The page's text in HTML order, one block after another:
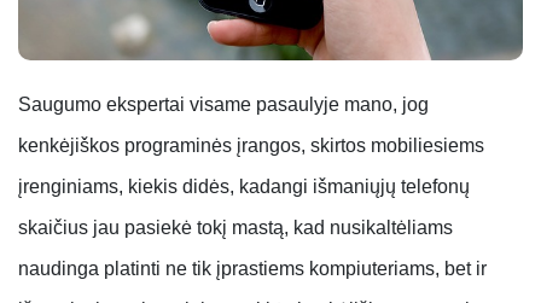
Saugumo ekspertai visame pasaulyje mano, jog
kenkėjiškos programinės įrangos, skirtos mobiliesiems
įrenginiams, kiekis didės, kadangi išmaniųjų telefonų
skaičius jau pasiekė tokį mastą, kad nusikaltėliams
naudinga platinti ne tik įprastiems kompiuteriams, bet ir